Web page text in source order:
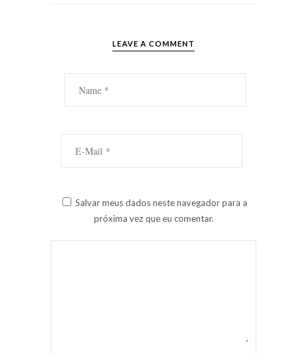
LEAVE A COMMENT
Salvar meus dados neste navegador para a
próxima vez que eu comentar.